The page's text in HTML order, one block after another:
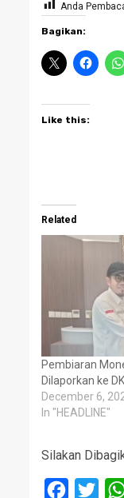
Anda
Bagikan:
Like this:
Related
Pembiaran
Dilaporkan ke
December 6,
In "HEADLINE"
Silakan
Facebook